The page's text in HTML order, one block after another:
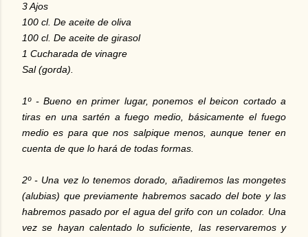
3 Ajos
100 cl. De aceite de oliva
100 cl. De aceite de girasol
1 Cucharada de vinagre
Sal (gorda).
1º - Bueno en primer lugar, ponemos el beicon cortado a
tiras en una sartén a fuego medio, básicamente el fuego
medio es para que nos salpique menos, aunque tener en
cuenta de que lo hará de todas formas.
2º - Una vez lo tenemos dorado, añadiremos las mongetes
(alubias) que previamente habremos sacado del bote y las
habremos pasado por el agua del grifo con un colador. Una
vez se hayan calentado lo suficiente, las reservaremos y